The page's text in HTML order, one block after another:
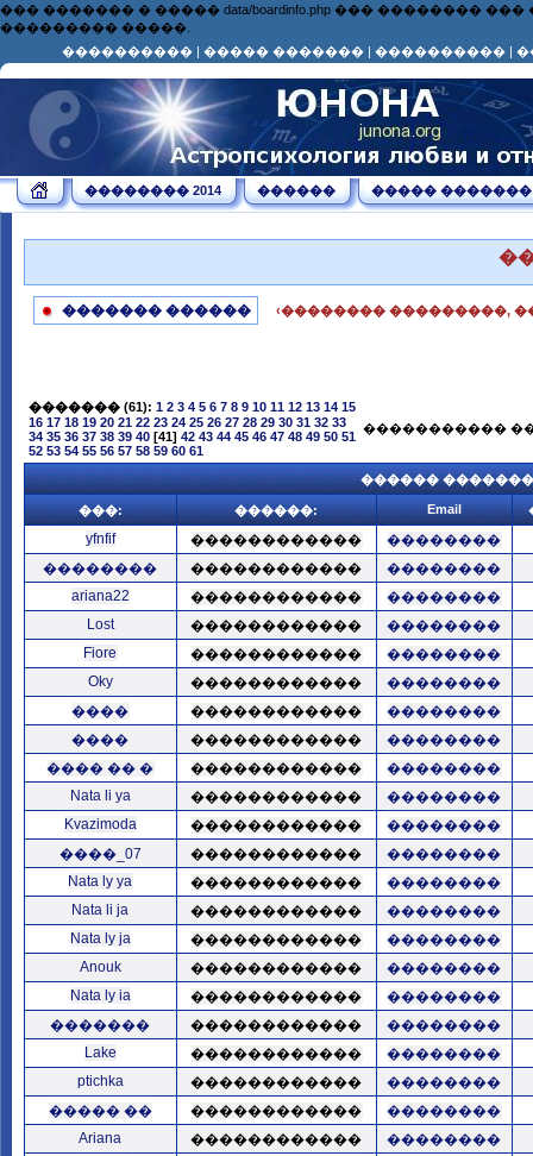
��� ������� � ����� data/boardinfo.php ���
��������� �����.
���������� | ����� ������� | ���������� |
�������� 2014 ������ ����� �������
������� ������ ‹�������� ���������,
������� (61): 1 2 3 4 5 6 7 8 9 10 11 12 13 14 15
16 17 18 19 20 21 22 23 24 25 26 27 28 29 30 31 32 33
34 35 36 37 38 39 40 [41] 42 43 44 45 46 47 48 49 50 51
52 53 54 55 56 57 58 59 60 61
�����������
������
���: ������: Email
yfnfif ������������
��������
��������
������������
��������
ariana22
������������
��������
Lost
������������
��������
Fiore
������������
��������
Oky
������������
��������
����
������������
��������
����
������������
��������
���� �� �
������������
��������
Nata li ya
������������
��������
Kvazimoda
������������
��������
����_07
������������
��������
Nata ly ya
������������
��������
Nata li ja
������������
��������
Nata ly ja
������������
��������
Anouk
������������
��������
Nata ly ia
������������
��������
�������
������������
��������
Lake
������������
��������
ptichka
������������
��������
����� ��
������������
��������
Ariana
������������
��������